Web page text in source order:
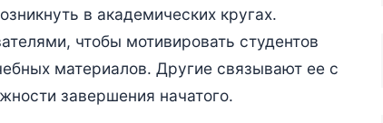
в академических кругах.
чтобы мотивировать студентов
материалов. Другие связывают ее с
завершения начатого.